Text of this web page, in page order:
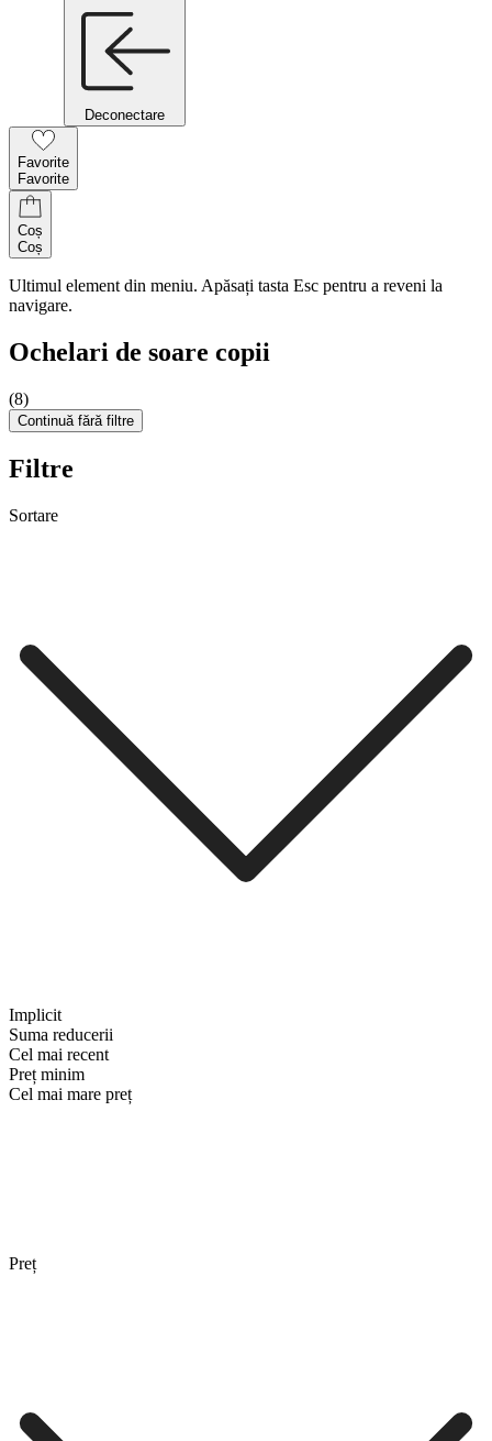
Deconectare
Favorite
Favorite
Coș
Coș
Ultimul element din meniu. Apăsați tasta Esc pentru a reveni la
navigare.
Ochelari de soare copii
(8)
Continuă fără filtre
Filtre
Sortare
Implicit
Suma reducerii
Cel mai recent
Preț minim
Cel mai mare preț
Preț